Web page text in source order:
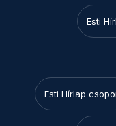
Esti
Esti Hírlap